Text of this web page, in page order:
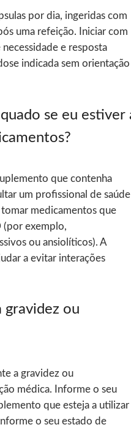
por dia, ingeridas com
uma refeição. Iniciar com
e resposta
indicada sem orientação
se eu estiver
que contenha
um profissional de
medicamentos que
(por exemplo,
ou ansiolíticos). A
a evitar interações
gravidez ou
a gravidez ou
médica. Informe o seu
que esteja a utilizar
o seu estado de